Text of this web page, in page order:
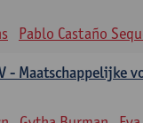
Pablo Castaño
- Maatschappelijke